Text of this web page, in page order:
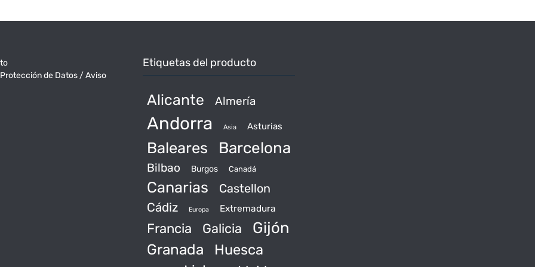
entradas
de Datos / Aviso
Etiquetas del producto
Alicante Almería
Andorra Asia Asturias
Baleares Barcelona
Bilbao Burgos Canadá
Canarias
Castellon
Cádiz
Europa Extremadura
Francia Galicia Gijón
Granada Huesca